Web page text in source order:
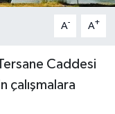
A- A+
Caddesi
çalışmalara